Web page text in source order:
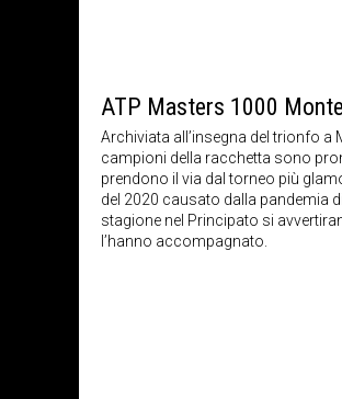
ATP Masters 1000
Archiviata all’insegna del trionfo a
campioni della racchetta sono
prendono il via dal torneo più
del 2020 causato dalla pandemia
stagione nel Principato si
l’hanno accompagnato.